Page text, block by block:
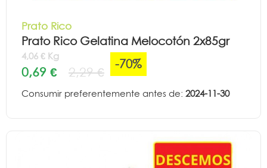
Prato Rico
Prato Rico Gelatina Melocotón 2x85gr
4,06 € Kg
0,69 € 2,29 €
-70%
Consumir preferentemente antes de: 2024-11-30